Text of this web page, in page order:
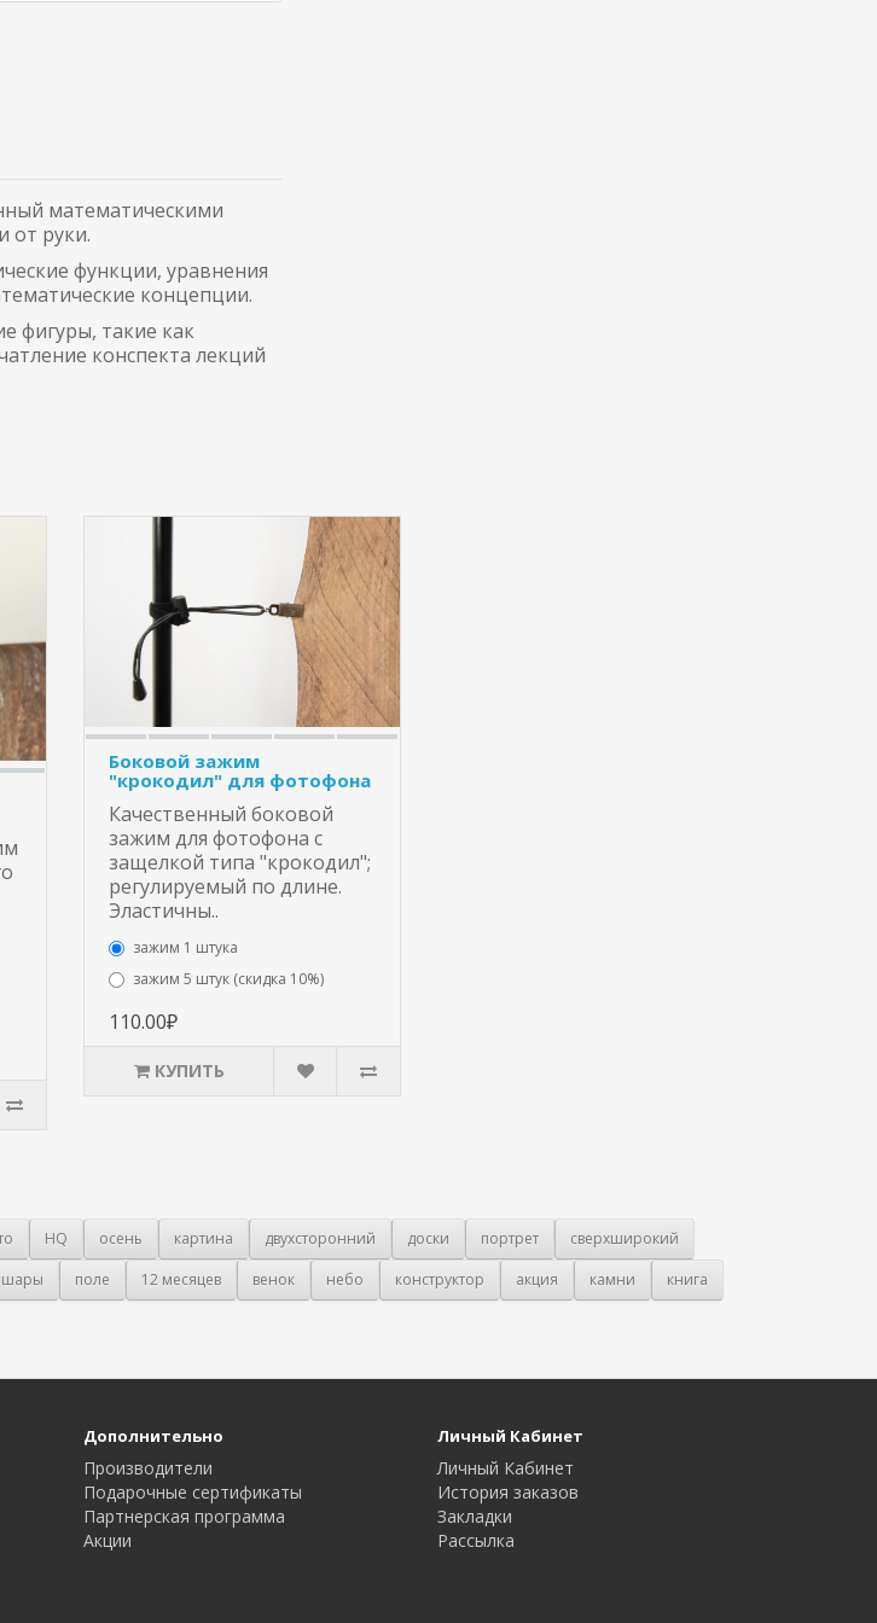
математическими
от руки.
функции, уравнения
концепции.
фигуры, такие как
конспекта лекций
Боковой зажим
"крокодил" для фотофона
Качественный боковой
зажим для фотофона с
защелкой типа "крокодил";
регулируемый по длине.
Эластичны..
зажим 1 штука
зажим 5 штук (скидка 10%)
110.00₽
КУПИТЬ
HQ осень картина двухсторонний доски портрет
сверхширокий
шары поле 12 месяцев венок небо конструктор акция камни
книга
Дополнительно
Производители
Подарочные сертификаты
Партнерская программа
Акции
Личный Кабинет
Личный Кабинет
История заказов
Закладки
Рассылка